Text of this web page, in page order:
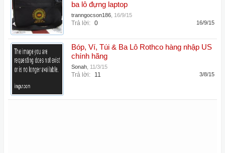
ba lô đựng laptop
tranngocson186 16/9/15
Trả lời: 0 16/9/15
Bóp, Ví, Túi & Ba Lô Rothco hàng nhập US
chính hãng
Sonah 11/3/15
Trả lời: 11 3/8/15